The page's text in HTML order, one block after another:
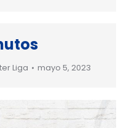
Liga mayo 5, 2023